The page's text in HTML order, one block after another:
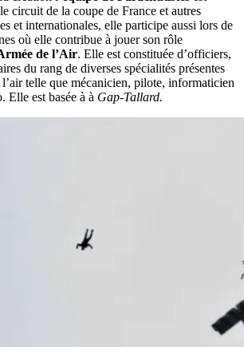
circuit de la coupe de France et autres
et internationales, elle participe aussi lors de
où elle contribue à jouer son rôle
de l’Air. Elle est constituée d’officiers,
du rang de diverses spécialités présentes
l’air telle que mécanicien, pilote, informaticien
Elle est basée à à Gap-Tallard.